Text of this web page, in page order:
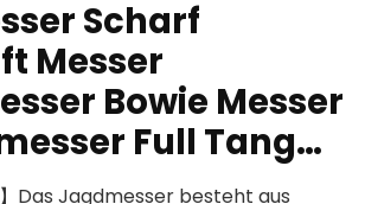
Scharf
Messer
Bowie Messer
Full Tang…
Das Jagdmesser besteht aus